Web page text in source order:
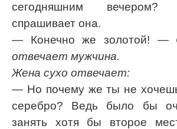
сегодняшним
спрашивает она.
— Конечно же золотой! —
отвечает мужчина.
Жена сухо отвечает:
— Но почему же ты не
серебро? Ведь было бы
занять хотя бы второе